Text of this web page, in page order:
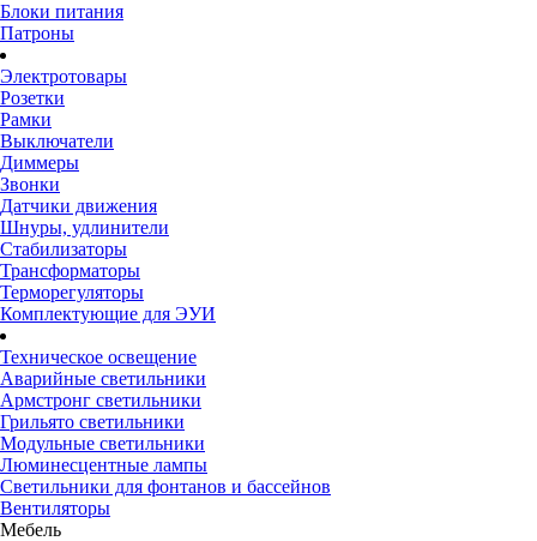
Блоки питания
Патроны
Электротовары
Розетки
Рамки
Выключатели
Диммеры
Звонки
Датчики движения
Шнуры, удлинители
Стабилизаторы
Трансформаторы
Терморегуляторы
Комплектующие для ЭУИ
Техническое освещение
Аварийные светильники
Армстронг светильники
Грильято светильники
Модульные светильники
Люминесцентные лампы
Светильники для фонтанов и бассейнов
Вентиляторы
Мебель